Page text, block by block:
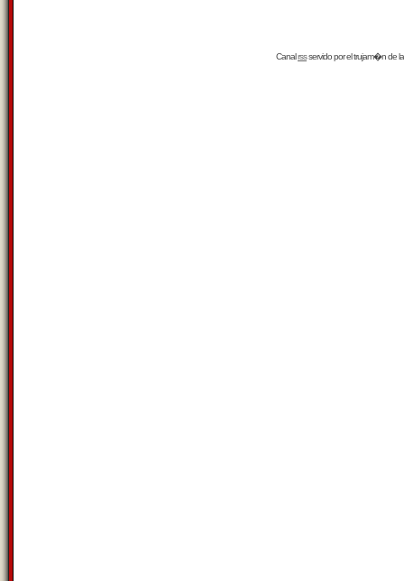
Canalrssservido por eltrujam�nde